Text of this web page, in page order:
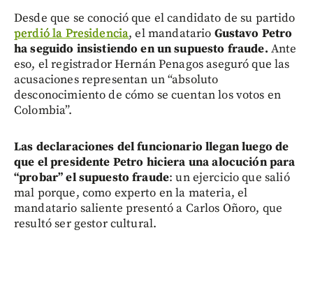
Desde que se conoció que el candidato de su partido
perdió la Presidencia, el mandatario Gustavo Petro
ha seguido insistiendo en un supuesto fraude. Ante
eso, el registrador Hernán Penagos aseguró que las
acusaciones representan un “absoluto
desconocimiento de cómo se cuentan los votos en
Colombia”.
Las declaraciones del funcionario llegan luego de
que el presidente Petro hiciera una alocución para
“probar” el supuesto fraude: un ejercicio que salió
mal porque, como experto en la materia, el
mandatario saliente presentó a Carlos Oñoro, que
resultó ser gestor cultural.